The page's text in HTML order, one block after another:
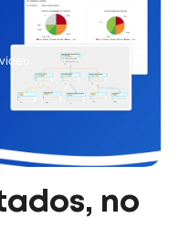
no